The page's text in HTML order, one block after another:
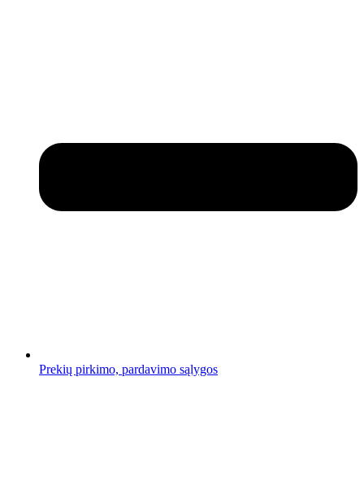
Prekių pirkimo, pardavimo sąlygos